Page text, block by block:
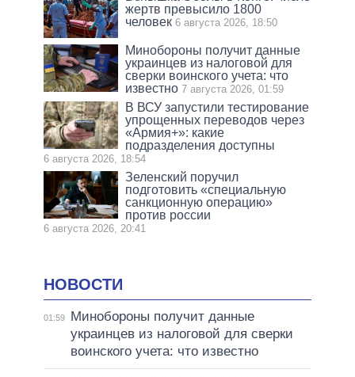
жертв превысило 1800
человек 6 августа 2026, 18:50
Минобороны получит данные
украинцев из налоговой для
сверки воинского учета: что
известно 7 августа 2026, 01:59
В ВСУ запустили тестирование
упрощенных переводов через
«Армия+»: какие
подразделения доступны
6 августа 2026, 18:54
Зеленский поручил
подготовить «специальную
санкционную операцию»
против россии
6 августа 2026, 20:41
НОВОСТИ
01:59
Минобороны получит данные
украинцев из налоговой для сверки
воинского учета: что известно